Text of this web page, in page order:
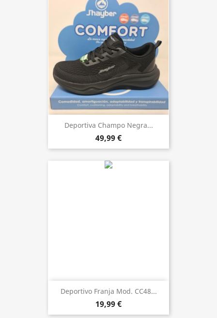
Deportiva Champo Negra...
49,99 €
Deportivo Franja Mod. CC48...
19,99 €